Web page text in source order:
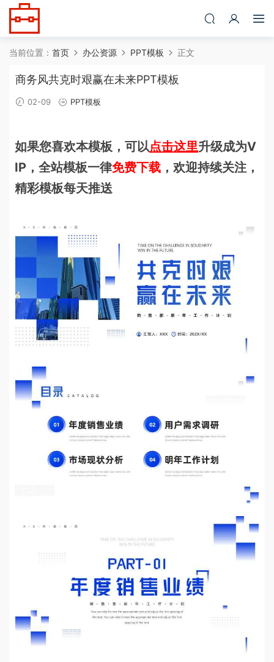
当前位置： 首页 办公资源 PPT模板 正文
商务风共克时艰赢在未来PPT模板
02-09 PPT模板
如果您喜欢本模板，可以点击这里升级成为V
IP，全站模板一律免费下载 ，欢迎持续关注，
精彩模板每天推送